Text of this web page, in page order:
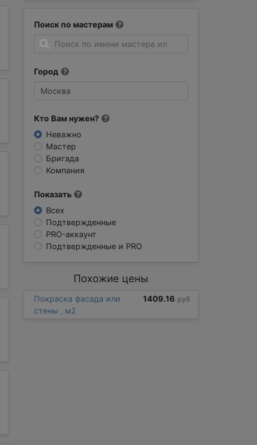
Поиск по мастерам
Город
Кто Вам нужен?
Неважно
Мастер
Бригада
Компания
Показать
Всех
Подтвержденные
PRO-аккаунт
Подтвержденные и PRO
Похожие цены
Покраска фасада или
стены , м2
1409.16 руб